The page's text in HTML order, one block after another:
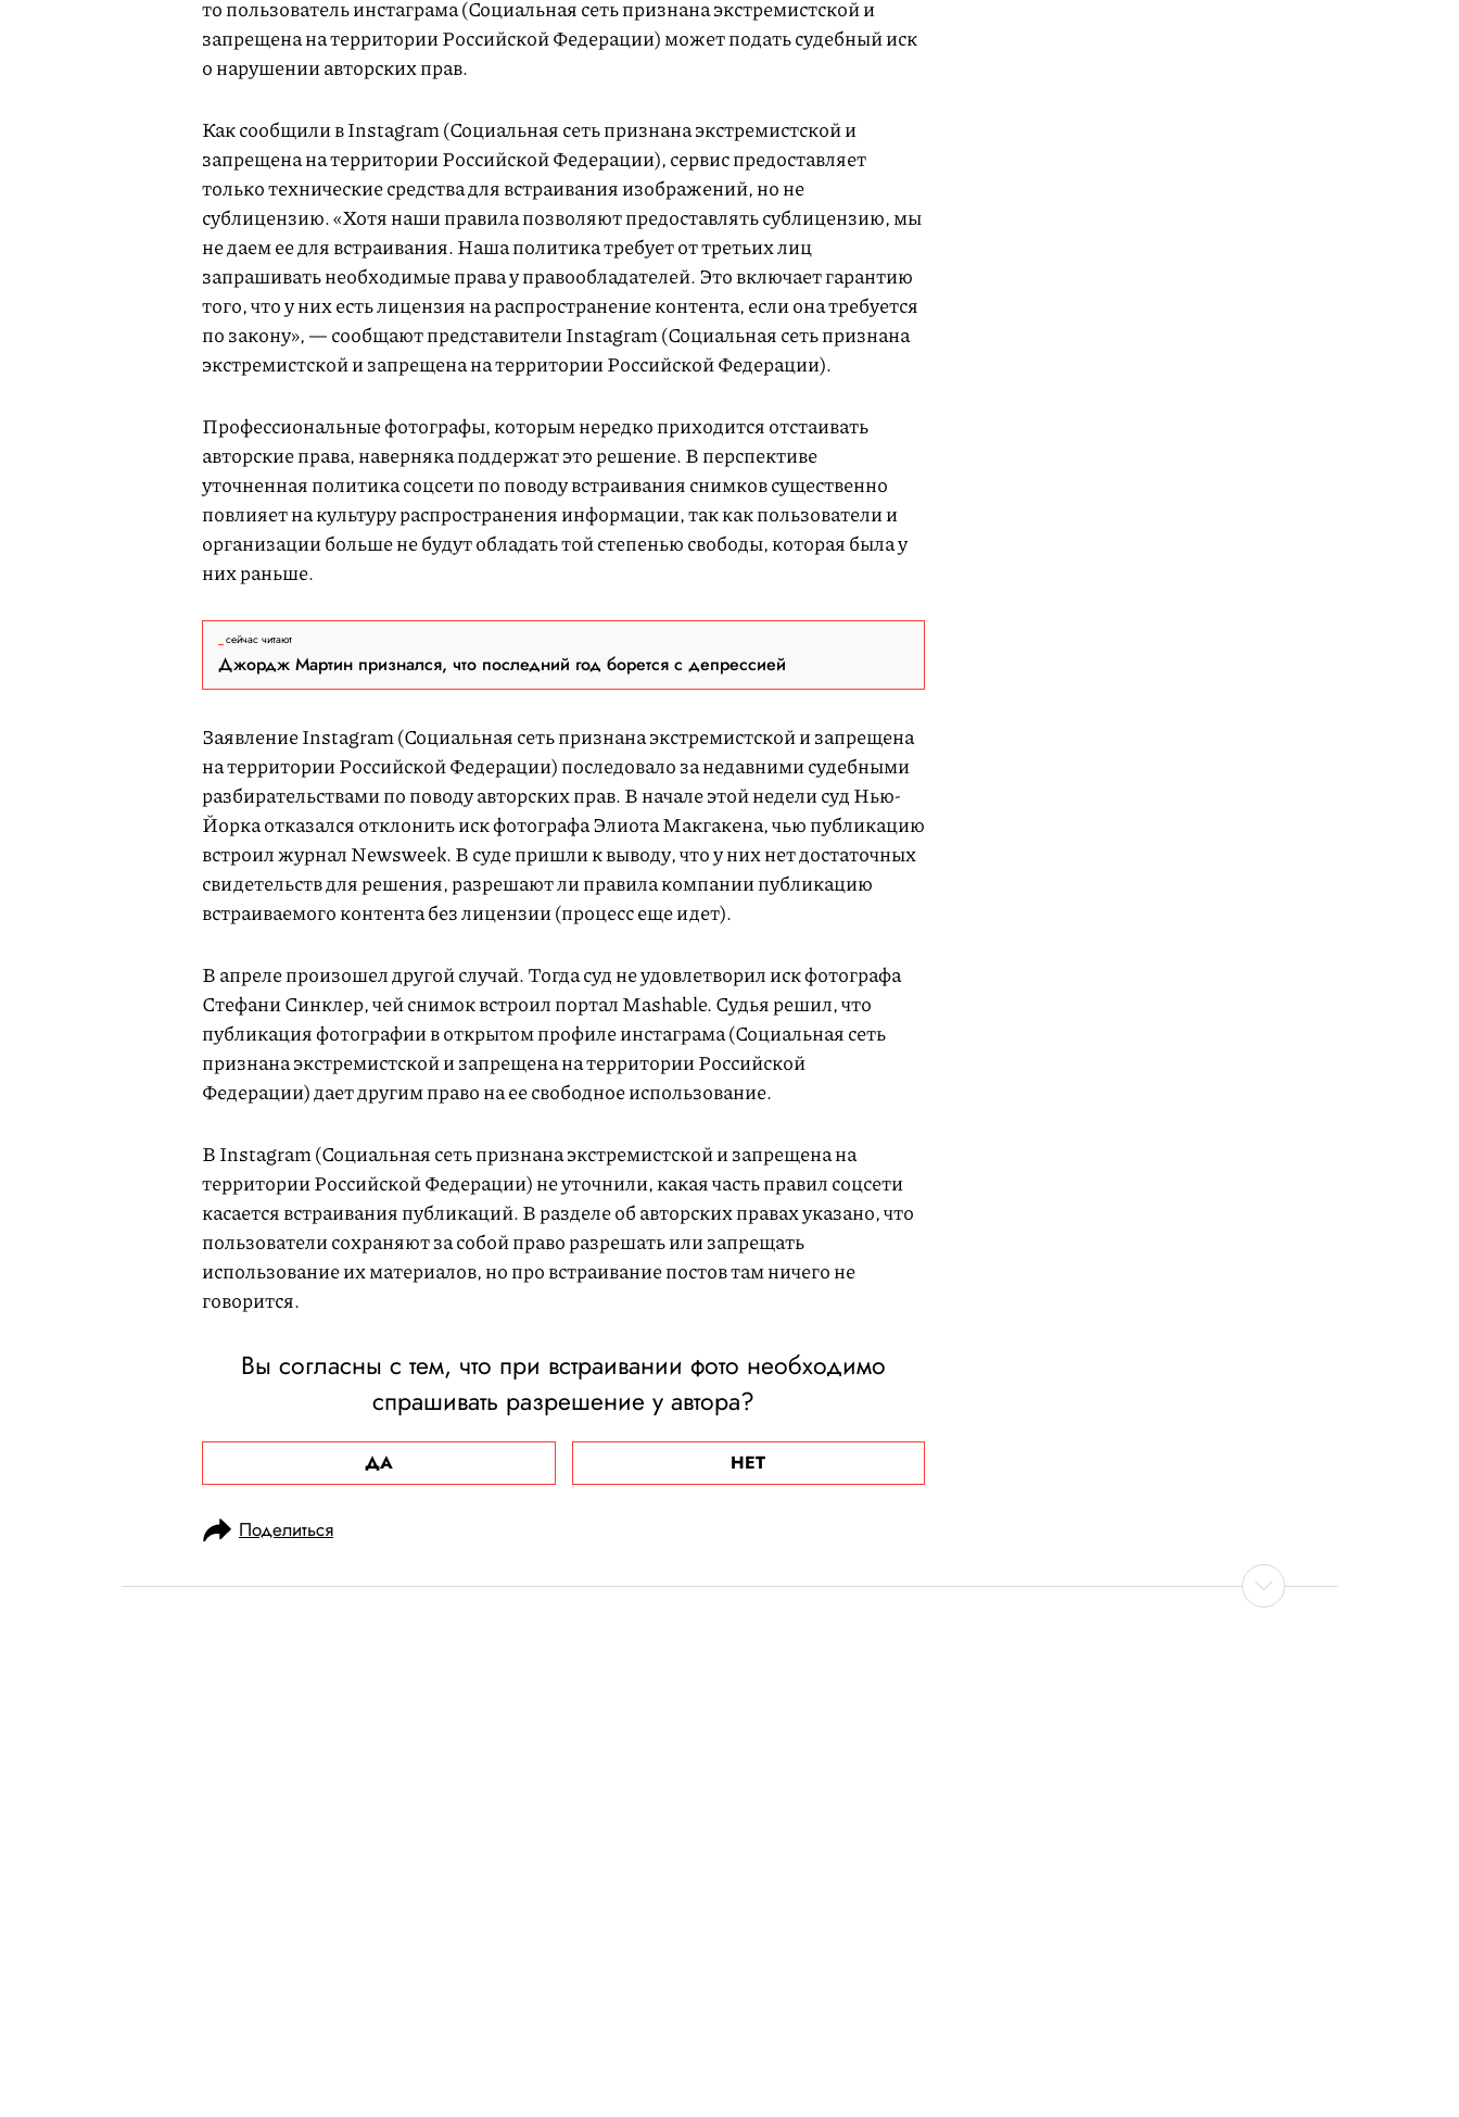
то пользователь инстаграма (Социальная сеть признана экстремистской и
запрещена на территории Российской Федерации) может подать судебный иск
о нарушении авторских прав.
Как сообщили в Instagram (Социальная сеть признана экстремистской и
запрещена на территории Российской Федерации), сервис предоставляет
только технические средства для встраивания изображений, но не
сублицензию. «Хотя наши правила позволяют предоставлять сублицензию, мы
не даем ее для встраивания. Наша политика требует от третьих лиц
запрашивать необходимые права у правообладателей. Это включает гарантию
того, что у них есть лицензия на распространение контента, если она требуется
по закону», — сообщают представители Instagram (Социальная сеть признана
экстремистской и запрещена на территории Российской Федерации).
Профессиональные фотографы, которым нередко приходится отстаивать
авторские права, наверняка поддержат это решение. В перспективе
уточненная политика соцсети по поводу встраивания снимков существенно
повлияет на культуру распространения информации, так как пользователи и
организации больше не будут обладать той степенью свободы, которая была у
них раньше.
сейчас читают
Джордж Мартин признался, что последний год борется с депрессией
Заявление Instagram (Социальная сеть признана экстремистской и запрещена
на территории Российской Федерации) последовало за недавними судебными
разбирательствами по поводу авторских прав. В начале этой недели суд Нью-
Йорка отказался отклонить иск фотографа Элиота Макгакена, чью публикацию
встроил журнал Newsweek. В суде пришли к выводу, что у них нет достаточных
свидетельств для решения, разрешают ли правила компании публикацию
встраиваемого контента без лицензии (процесс еще идет).
В апреле произошел другой случай. Тогда суд не удовлетворил иск фотографа
Стефани Синклер, чей снимок встроил портал Mashable. Судья решил, что
публикация фотографии в открытом профиле инстаграма (Социальная сеть
признана экстремистской и запрещена на территории Российской
Федерации) дает другим право на ее свободное использование.
В Instagram (Социальная сеть признана экстремистской и запрещена на
территории Российской Федерации) не уточнили, какая часть правил соцсети
касается встраивания публикаций. В разделе об авторских правах указано, что
пользователи сохраняют за собой право разрешать или запрещать
использование их материалов, но про встраивание постов там ничего не
говорится.
Вы согласны с тем, что при встраивании фото необходимо
спрашивать разрешение у автора?
ДА НЕТ
Поделиться